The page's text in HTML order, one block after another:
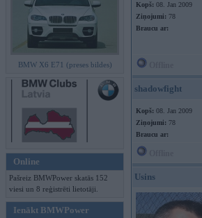
BMW X6 E71 (preses bildes)
Online
Pašreiz BMWPower skatās 152
viesi un 8 reģistrēti lietotāji.
Ienākt BMWPower
Kopš: 08. Jan 2009
Ziņojumi: 78
Braucu ar:
shadowfight
Kopš: 08. Jan 2009
Ziņojumi: 78
Braucu ar:
Usins